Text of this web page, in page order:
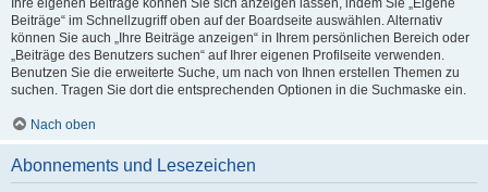
Ihre eigenen Beiträge können Sie sich anzeigen lassen, indem Sie „Eigene
Beiträge“ im Schnellzugriff oben auf der Boardseite auswählen. Alternativ
können Sie auch „Ihre Beiträge anzeigen“ in Ihrem persönlichen Bereich oder
„Beiträge des Benutzers suchen“ auf Ihrer eigenen Profilseite verwenden.
Benutzen Sie die erweiterte Suche, um nach von Ihnen erstellen Themen zu
suchen. Tragen Sie dort die entsprechenden Optionen in die Suchmaske ein.
Nach oben
Abonnements und Lesezeichen